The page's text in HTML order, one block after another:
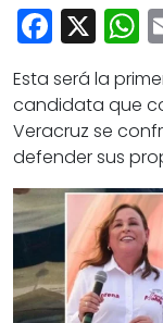
Deportes
Opinión X
Esta será la
candidata que
Veracruz se
defender sus